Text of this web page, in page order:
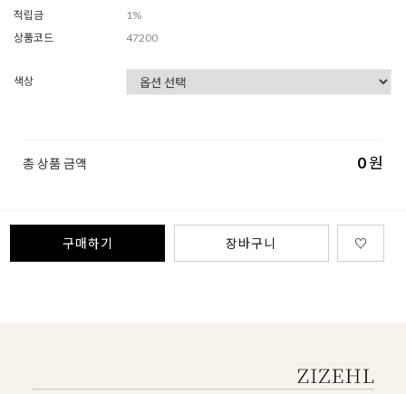
적립금
1%
상품코드
47200
색상
총 상품 금액 0원
구매하기 장바구니 ♡